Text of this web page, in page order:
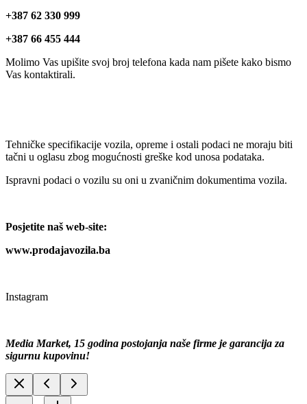
+387 62 330 999
+387 66 455 444
Molimo Vas upišite svoj broj telefona kada nam pišete kako bismo
Vas kontaktirali.
Tehničke specifikacije vozila, opreme i ostali podaci ne moraju biti
tačni u oglasu zbog mogućnosti greške kod unosa podataka.
Ispravni podaci o vozilu su oni u zvaničnim dokumentima vozila.
Posjetite naš web-site:
www.prodajavozila.ba
Instagram
Media Market, 15 godina postojanja naše firme je garancija za
sigurnu kupovinu!